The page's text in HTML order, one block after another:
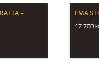
–
EMA
17 700